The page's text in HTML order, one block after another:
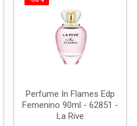
Perfume In Flames Edp
Femenino 90ml - 62851 -
La Rive